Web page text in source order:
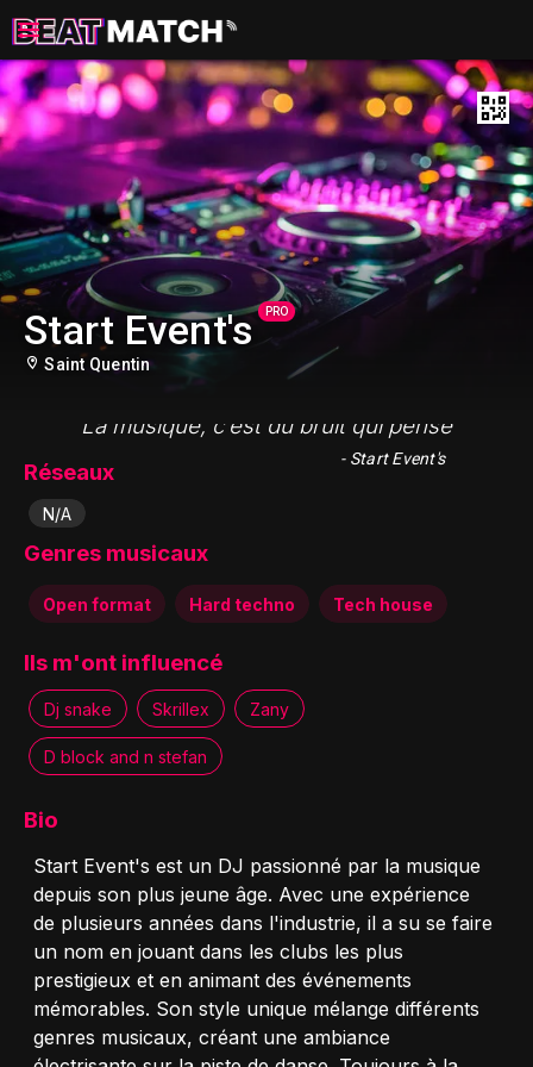
Start Event's PRO
Saint Quentin
"La musique, c’est du bruit qui pense"
- Start Event's
Réseaux
N/A
Genres musicaux
Open format Hard techno Tech house
Ils m'ont influencé
Dj snake Skrillex Zany
D block and n stefan
Bio
Start Event's est un DJ passionné par la musique
depuis son plus jeune âge. Avec une expérience
de plusieurs années dans l'industrie, il a su se faire
un nom en jouant dans les clubs les plus
prestigieux et en animant des événements
mémorables. Son style unique mélange différents
genres musicaux, créant une ambiance